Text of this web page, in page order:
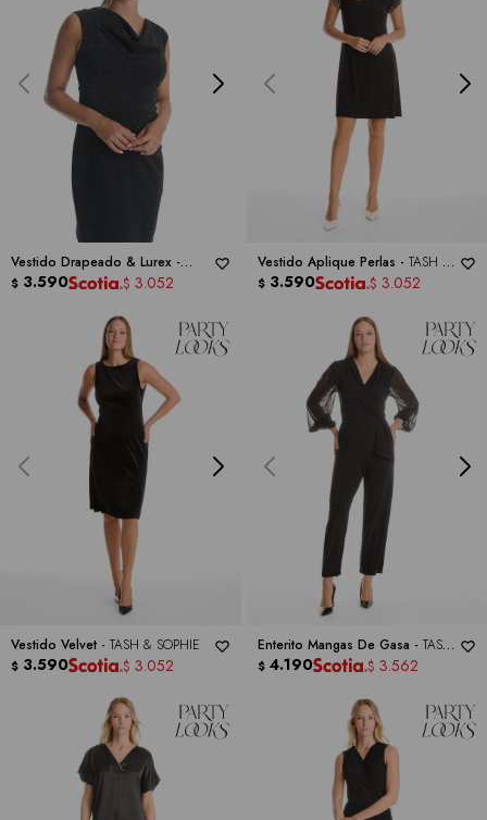
Vestido Drapeado & Lurex -
TASH & SOPHIE
$ 3.590 $ 3.052
Vestido Aplique Perlas - TASH &
SOPHIE
$ 3.590 $ 3.052
Vestido Velvet - TASH & SOPHIE
$ 3.590 $ 3.052
Enterito Mangas De Gasa - TASH
& SOPHIE
$ 4.190 $ 3.562